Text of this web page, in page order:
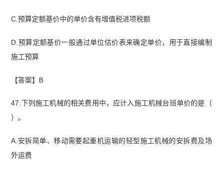
C.预算定额基价中的单价含有增值税进项税额
D.预算定额基价一般通过单位估价表来确定单价，用于直接编制
施工预算
【答案】B
47.下列施工机械的相关费用中，应计入施工机械台班单价的是（
）。
A.安拆简单、移动需要起重机运输的轻型施工机械的安拆费及场
外运费